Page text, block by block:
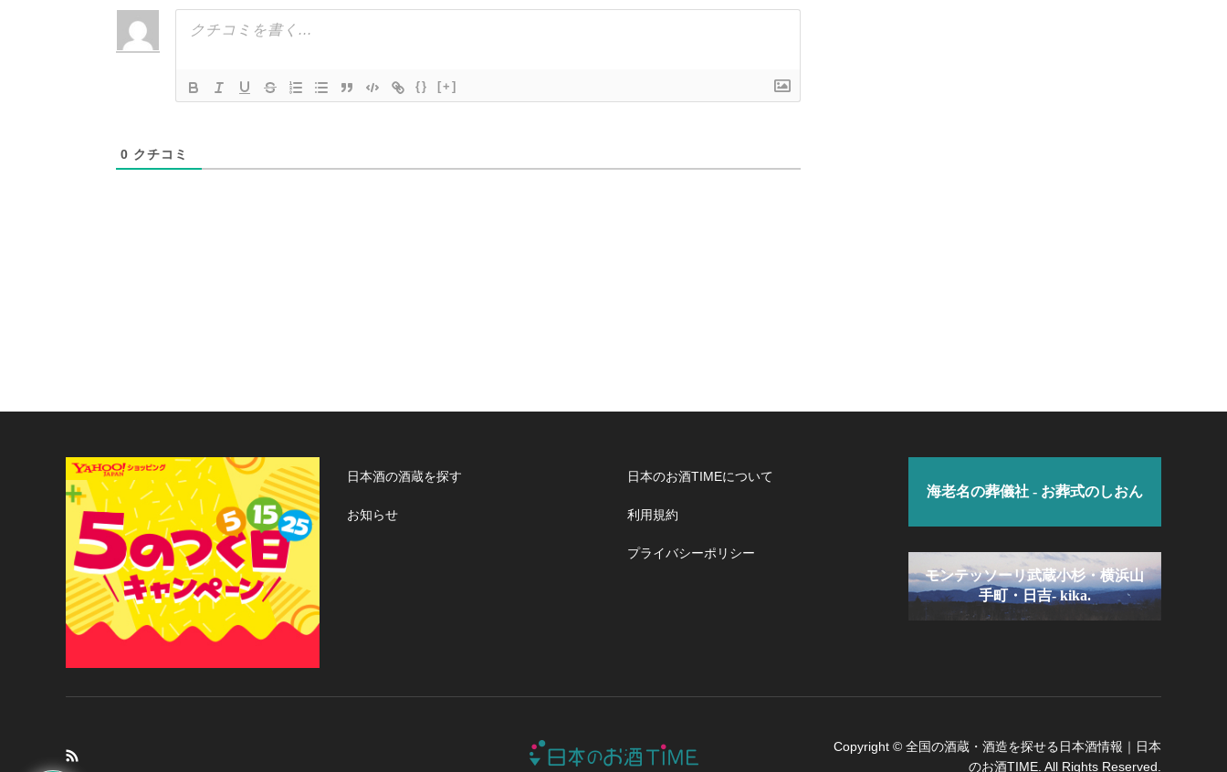
{} [+]
0 クチコミ
日本酒の酒蔵を探す
お知らせ
日本のお酒TIMEについて
利用規約
プライバシーポリシー
海老名の葬儀社 - お葬式のしおん
モンテッソーリ武蔵小杉・横浜山
手町・日吉- kika.
Copyright © 全国の酒蔵・酒造を探せる日本酒情報｜日本
のお酒TIME. All Rights Reserved.